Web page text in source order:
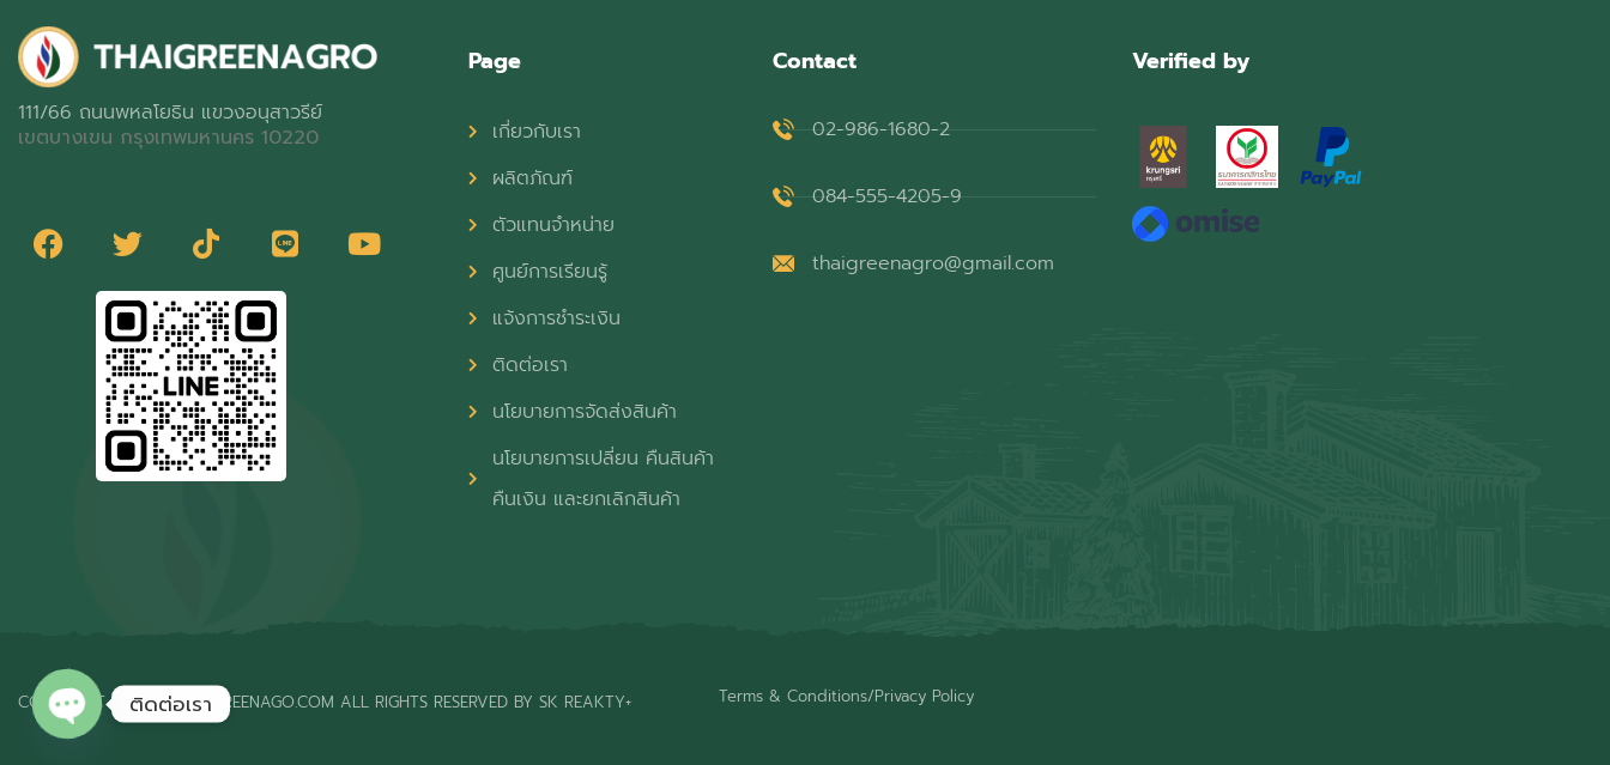
111/66 ถนนพหลโยธิน แขวงอนุสาวรีย์
เขตบางเขน กรุงเทพมหานคร 10220
Page
เกี่ยวกับเรา
ผลิตภัณฑ์
ตัวแทนจำหน่าย
ศูนย์การเรียนรู้
แจ้งการชำระเงิน
ติดต่อเรา
นโยบายการจัดส่งสินค้า
นโยบายการเปลี่ยน คืนสินค้า
คืนเงิน และยกเลิกสินค้า
Contact
02-986-1680-2
084-555-4205-9
thaigreenagro@gmail.com
Verified by
COPYRIGHT © 2026 THAIGREENAGO.COM ALL RIGHTS RESERVED BY SK REAKTY+ Terms & Conditions/Privacy Policy
ติดต่อเรา